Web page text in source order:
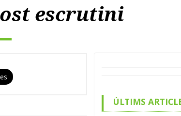
escrutini
ÚLTIMS